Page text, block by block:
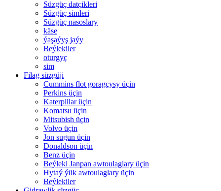
Süzgüç datçikleri
Süzgüç simleri
Süzgüç nasoslary
käse
ýaşaýyş jaýy
Beýlekiler
oturgyç
sim
Filag süzgüji
Cummins flot goragçysy üçin
Perkins üçin
Katerpillar üçin
Komatsu üçin
Mitsubish üçin
Volvo üçin
Jon sugun üçin
Donaldson üçin
Benz üçin
Beýleki Janpan awtoulaglary üçin
Hytaý ýük awtoulaglary üçin
Beýlekiler